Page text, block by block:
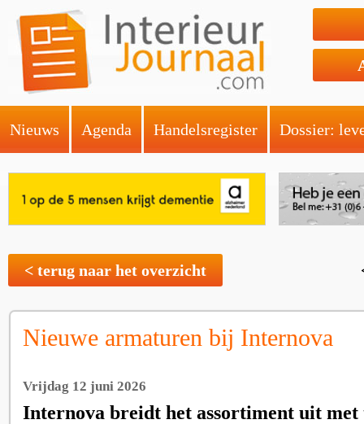
Nieuws Agenda Handelsregister Dossier:
< terug naar het overzicht
Nieuwe armaturen bij Internova
Vrijdag 12 juni 2026
Internova breidt het assortiment uit met